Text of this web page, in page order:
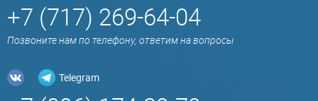
+7 (717) 269-64-04
Позвоните нам по телефону, ответим на вопросы
Telegram